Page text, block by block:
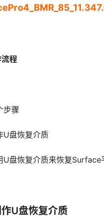
程
步骤
U盘恢复介质
U盘恢复介质来恢复Surface
U盘恢复介质